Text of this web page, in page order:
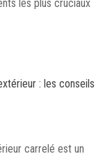
les plus cruciaux
: les conseils
carrelé est un